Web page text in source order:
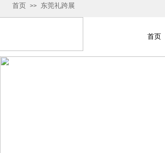
首页 >> 东莞礼跨展
首页